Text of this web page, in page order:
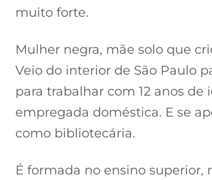
muito forte.
Mulher negra, mãe solo que
Veio do interior de São Paulo
para trabalhar com 12 anos de
empregada doméstica. E se
como bibliotecária.
É formada no ensino superior,